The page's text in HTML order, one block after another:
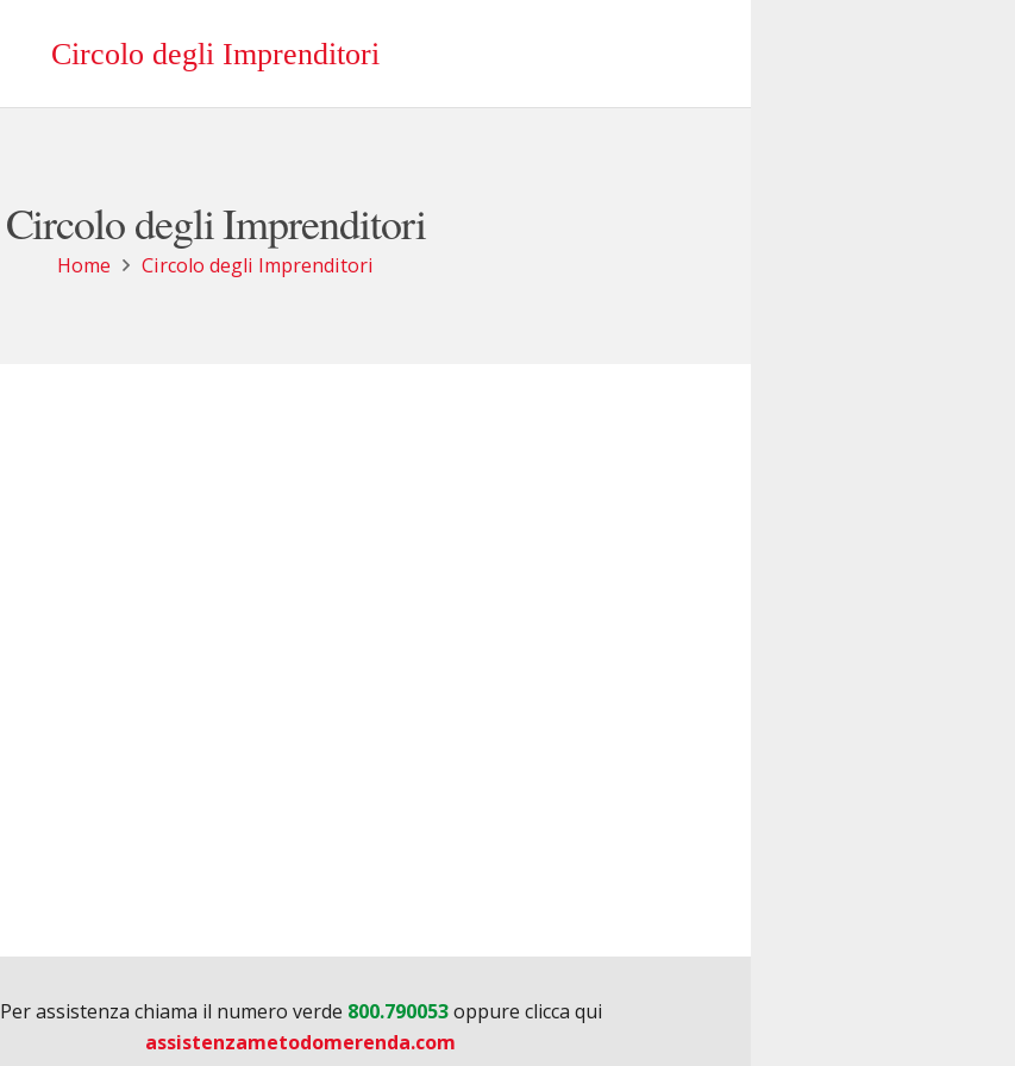
Circolo degli Imprenditori
Circolo degli Imprenditori
Home Circolo degli Imprenditori
Per assistenza chiama il numero verde 800.790053oppure clicca qui
assistenzametodomerenda.com